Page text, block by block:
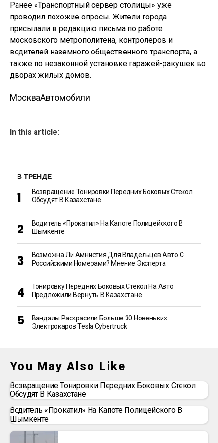
Ранее «Транспортный сервер столицы» уже
проводил похожие опросы. Жители города
присылали в редакцию письма по работе
московского метрополитена, контролеров и
водителей наземного общественного транспорта, а
также по незаконной установке гаражей-ракушек во
дворах жилых домов.
МоскваАвтомобили
In this article:
В ТРЕНДЕ
Возвращение Тонировки Передних Боковых Стекол
Обсудят В Казахстане
Водитель «прокатил» На Капоте Полицейского В
Шымкенте
Возможна Ли Амнистия Для Владельцев Авто С
Российскими Номерами? Мнение Эксперта
Тонировку Передних Боковых Стекол На Авто
Предложили Вернуть В Казахстане
Вандалы Раскрасили Больше 30 Новеньких
Электрокаров Tesla Cybertruck
You May Also Like
Возвращение Тонировки Передних Боковых Стекол
Обсудят В Казахстане
Водитель «прокатил» На Капоте Полицейского В
Шымкенте